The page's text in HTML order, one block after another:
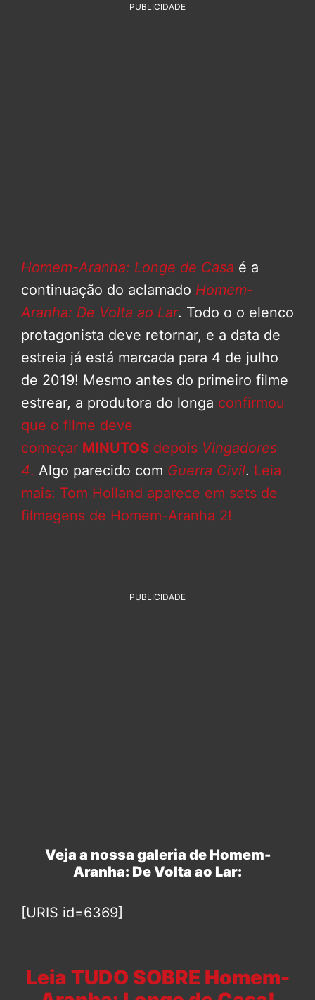
PUBLICIDADE
Homem-Aranha: Longe de Casa é a
continuação do aclamado Homem-
Aranha: De Volta ao Lar. Todo o o elenco
protagonista deve retornar, e a data de
estreia já está marcada para 4 de julho
de 2019! Mesmo antes do primeiro filme
estrear, a produtora do longa confirmou
que o filme deve
começar MINUTOS depois Vingadores
4. Algo parecido com Guerra Civil. Leia
mais: Tom Holland aparece em sets de
filmagens de Homem-Aranha 2!
PUBLICIDADE
Veja a nossa galeria de Homem-
Aranha: De Volta ao Lar:
[URIS id=6369]
Leia TUDO SOBRE Homem-